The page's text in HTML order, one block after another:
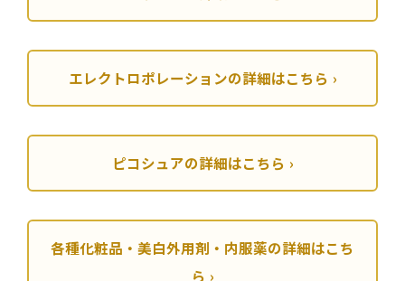
エレクトロポレーションの詳細はこちら
ピコシュアの詳細はこちら
各種化粧品・美白外用剤・内服薬の詳細はこち
ら